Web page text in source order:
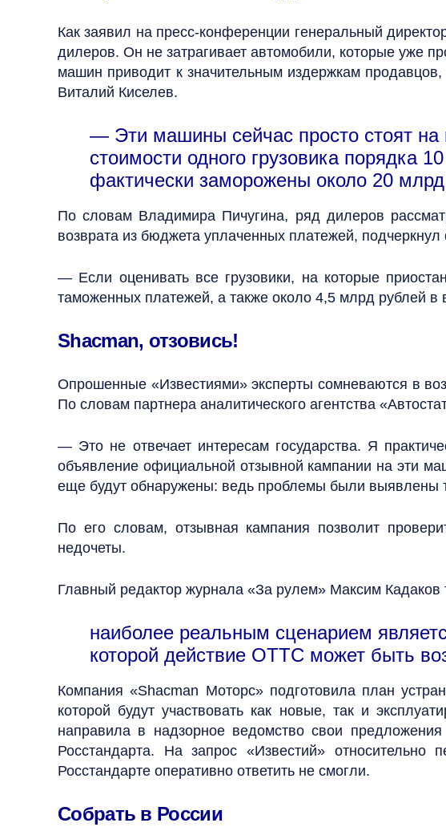
Как заявил на пресс-конференции генеральный
дилеров. Он не затрагивает автомобили, которые уже
машин приводит к значительным издержкам
Виталий Киселев.
— Эти машины сейчас просто стоят на
стоимости одного грузовика порядка
фактически заморожены около 20
По словам Владимира Пичугина, ряд дилеров
возврата из бюджета уплаченных платежей, подчеркнул
— Если оценивать все грузовики, на которые
таможенных платежей, а также около 4,5 млрд рублей
Shacman, отзовись!
Опрошенные «Известиями» эксперты сомневаются в
По словам партнера аналитического агентства
— Это не отвечает интересам государства. Я
объявление официальной отзывной кампании на эти
еще будут обнаружены: ведь проблемы были выявлены
По его словам, отзывная кампания позволит
недочеты.
Главный редактор журнала «За рулем» Максим Кадаков
наиболее реальным сценарием
которой действие ОТТС может быть
Компания «Shacman Моторс» подготовила план
которой будут участвовать как новые, так и
направила в надзорное ведомство свои
Росстандарта. На запрос «Известий»
Росстандарте оперативно ответить не смогли.
Собрать в России